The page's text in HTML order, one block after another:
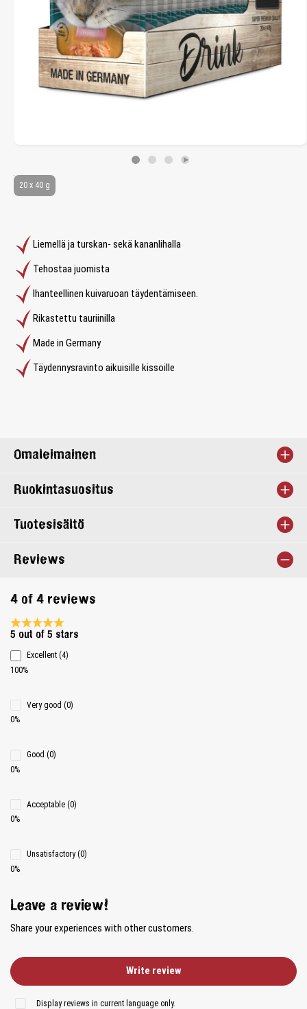
Liemellä ja turskan- sekä kananlihalla
Tehostaa juomista
Ihanteellinen kuivaruoan täydentämiseen.
Rikastettu tauriinilla
Made in Germany
Täydennysravinto aikuisille kissoille
20 x 40 g
Omaleimainen
Ruokintasuositus
Tuotesisältö
Reviews
4 of 4 reviews
Average rating 5 of 5 Stars
5 out of 5 stars
Excellent (4)
100%
Very good (0)
0%
Good (0)
0%
Acceptable (0)
0%
Unsatisfactory (0)
0%
Leave a review!
Share your experiences with other customers.
Write review
Display reviews in current language only.